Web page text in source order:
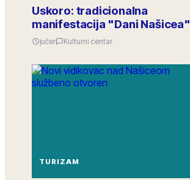
Uskoro: tradicionalna
manifestacija "Dani Našicea"
jučer Kulturni centar
TURIZAM